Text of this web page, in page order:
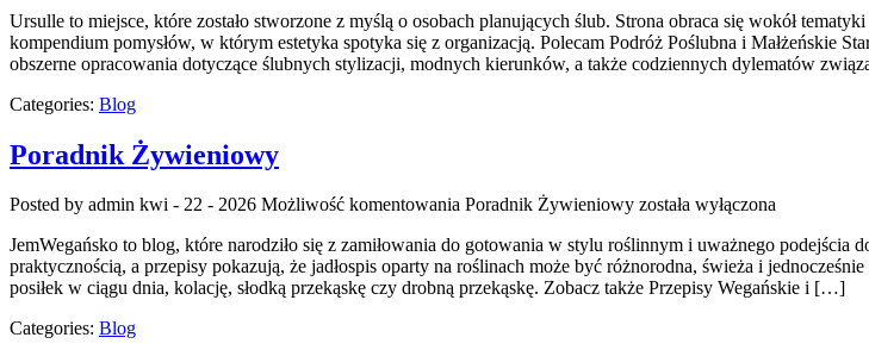
Ursulle to miejsce, które zostało stworzone z myślą o osobach planujących ślub. Strona obraca się wokół
kompendium pomysłów, w którym estetyka spotyka się z organizacją. Polecam Podróż Poślubna i Małżeńskie
obszerne opracowania dotyczące ślubnych stylizacji, modnych kierunków, a także codziennych dylematów
Categories: Blog
Poradnik Żywieniowy
Posted by admin kwi - 22 - 2026 Możliwość komentowania Poradnik Żywieniowy została wyłączona
JemWegańsko to blog, które narodziło się z zamiłowania do gotowania w stylu roślinnym i uważnego
praktycznością, a przepisy pokazują, że jadłospis oparty na roślinach może być różnorodna, świeża i
posiłek w ciągu dnia, kolację, słodką przekąskę czy drobną przekąskę. Zobacz także Przepisy Wegańskie i […]
Categories: Blog